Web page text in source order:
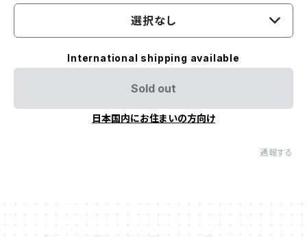
選択なし
International shipping available
Sold out
日本国内にお住まいの方向け
通報する